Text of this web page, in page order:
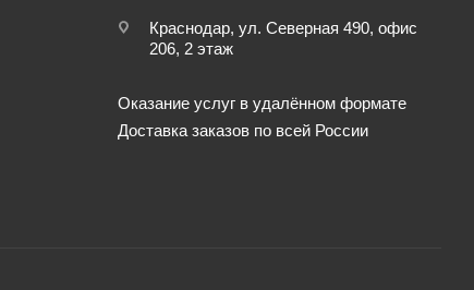
Краснодар, ул. Северная 490, офис
206, 2 этаж
Оказание услуг в удалённом формате
Доставка заказов по всей России